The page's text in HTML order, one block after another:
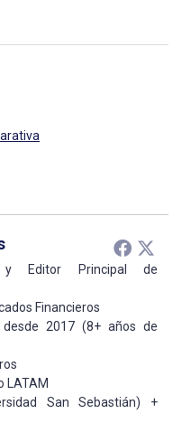
y Editor Principal de
Financieros
desde 2017 (8+ años de
LATAM
San Sebastián) +